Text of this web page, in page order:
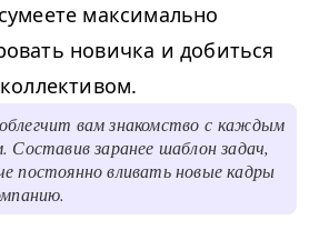
максимально
новичка и добиться
вам знакомство с каждым
Составив заранее шаблон задач,
постоянно вливать новые кадры